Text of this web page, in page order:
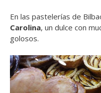
En las pastelerías de
Carolina, un dulce con
golosos.